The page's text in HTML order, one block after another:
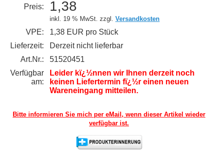
Preis: 1,38
inkl. 19 % MwSt. zzgl. Versandkosten
VPE:
1,38 EUR pro Stück
Lieferzeit:
Derzeit nicht lieferbar
Art.Nr.:
51520451
Verfügbar
am:
Leider kï¿½nnen wir Ihnen derzeit noch
keinen Liefertermin fï¿½r einen neuen
Wareneingang mitteilen.
Bitte informieren Sie mich per eMail, wenn dieser Artikel wieder
verfügbar ist.